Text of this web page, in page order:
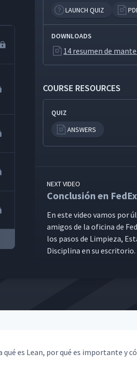
LAUNCH QUIZ
DOWNLOADS
14 resumen de
COURSE RESOURCES
QUIZ
ANSWERS
NEXT VIDEO
Conclusión en
En este video vamos por
ami­gos de la ofic­i­na de
los pasos de Limpieza,
Dis­ci­plina en su escritorio.
es Lean, por qué es impor­tante y